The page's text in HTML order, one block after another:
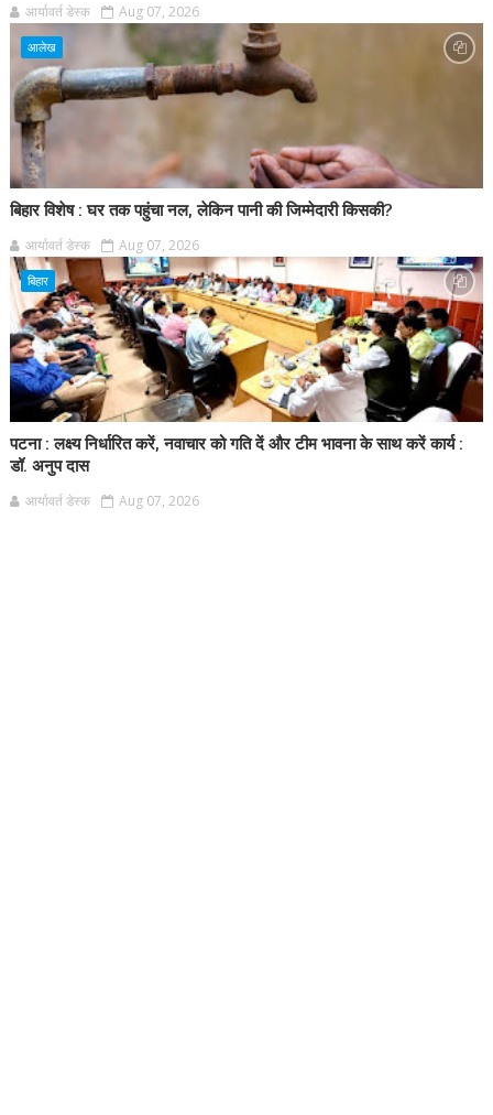
आर्यावर्त डेस्क Aug 07, 2026
आलेख
बिहार विशेष : घर तक पहुंचा नल, लेकिन पानी की जिम्मेदारी किसकी?
आर्यावर्त डेस्क Aug 07, 2026
बिहार
पटना : लक्ष्य निर्धारित करें, नवाचार को गति दें और टीम भावना के साथ करें कार्य :
डॉ. अनुप दास
आर्यावर्त डेस्क Aug 07, 2026